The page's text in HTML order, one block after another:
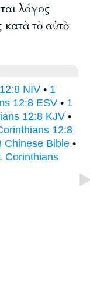
λόγος
τὸ αὐτὸ
NIV • 1
12:8 ESV • 1
12:8 KJV •
12:8
Chinese Bible •
Corinthians